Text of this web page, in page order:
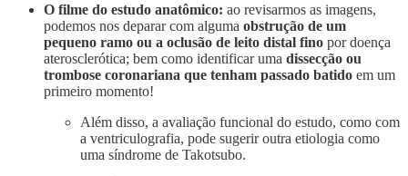
O filme do estudo anatômico: ao revisarmos as imagens,
podemos nos deparar com alguma obstrução de um
pequeno ramo ou a oclusão de leito distal fino por doença
aterosclerótica; bem como identificar uma dissecção ou
trombose coronariana que tenham passado batido em um
primeiro momento!
Além disso, a avaliação funcional do estudo, como com
a ventriculografia, pode sugerir outra etiologia como
uma síndrome de Takotsubo.